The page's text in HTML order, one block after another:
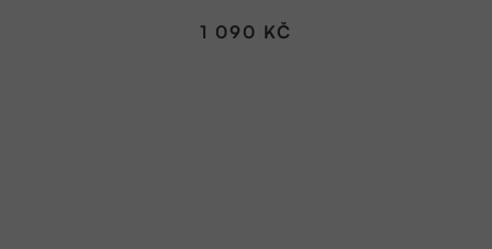
1 090 KČ